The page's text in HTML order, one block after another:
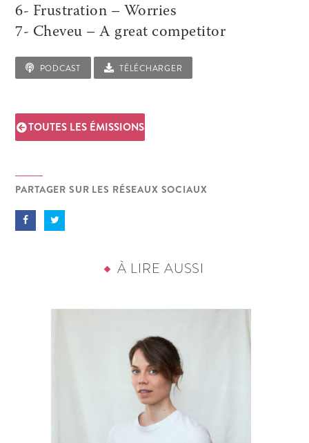
6- Frustration – Worries
7- Cheveu – A great competitor
PODCAST TÉLÉCHARGER
TOUTES LES ÉMISSIONS
PARTAGER SUR LES RÉSEAUX SOCIAUX
À LIRE AUSSI